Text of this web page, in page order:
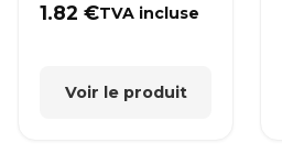
1.82€TVA incluse
Voir le produit